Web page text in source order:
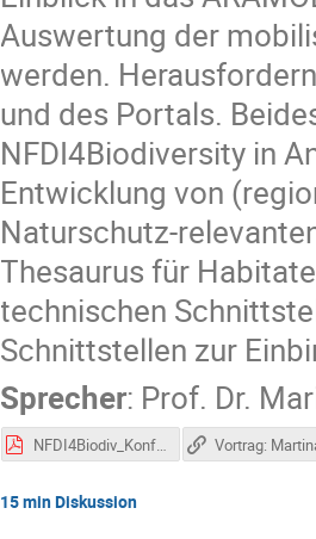
Auswertung der
werden.
und des Portals.
NFDI4Biodiversity in
Entwicklung von
Naturschutz-
Thesaurus für
technischen
Schnittstellen zur
Sprecher: Prof. Dr.
NFDI4Biodiv_Konf2021_Fallbeispiel ARAMOB Roß-Nickoll.pdf
15 min Diskussion